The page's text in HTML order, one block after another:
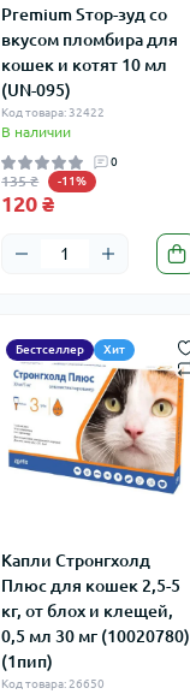
Premium Sтор-зуд со
вкусом пломбира для
кошек и котят 10 мл
(UN-095)
Код товара: 32422
В наличии
0
135 ₴ -11%
120 ₴
Бестселлер Хит
Капли Стронгхолд
Плюс для кошек 2,5-5
кг, от блох и клещей,
0,5 мл 30 мг (10020780)
(1пип)
Код товара: 26650